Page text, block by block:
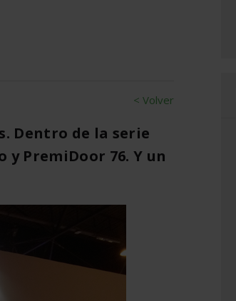
< Volver
Dentro de la serie
y PremiDoor 76. Y un